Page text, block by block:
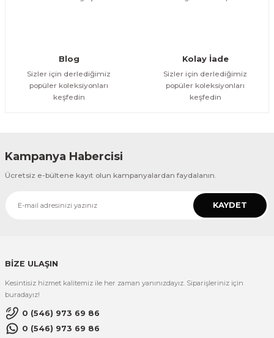
Blog
Sizler için derlediğimiz
popüler koleksiyonları
keşfedin
Kolay İade
Sizler için derlediğimiz
popüler koleksiyonları
keşfedin
Kampanya Habercisi
Ücretsiz e-bültene kayıt olun kampanyalardan faydalanın.
KAYDET
BİZE ULAŞIN
Kesintisiz hizmet kalitemiz ile her zaman yanınızdayız. Siparişleriniz için
buradayız!
0 (546) 973 69 86
0 (546) 973 69 86